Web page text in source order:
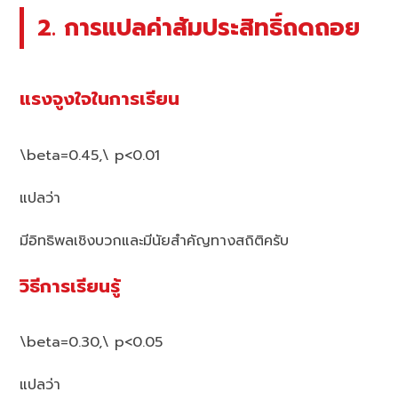
2. การแปลค่าสัมประสิทธิ์ถดถอย
แรงจูงใจในการเรียน
\beta=0.45,\ p<0.01
แปลว่า
มีอิทธิพลเชิงบวกและมีนัยสำคัญทางสถิติครับ
วิธีการเรียนรู้
\beta=0.30,\ p<0.05
แปลว่า